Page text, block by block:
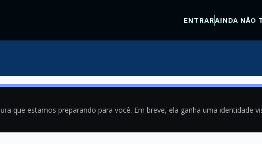
ENTRARAINDA NÃO
que estamos preparando para você. Em breve, ela ganha uma identidade